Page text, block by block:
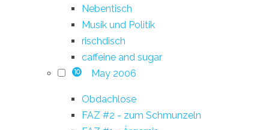
Nebentisch
Musik und Politik
rischdisch
caffeine and sugar
10 May 2006
Obdachlose
FAZ #2 - zum Schmunzeln